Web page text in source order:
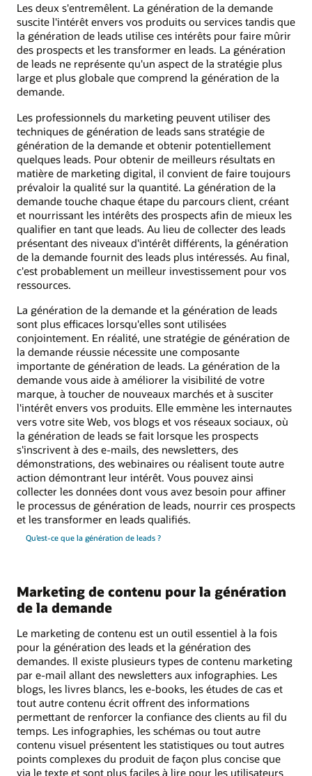
Les deux s'entremêlent. La génération de la demande
suscite l'intérêt envers vos produits ou services tandis que
la génération de leads utilise ces intérêts pour faire mûrir
des prospects et les transformer en leads. La génération
de leads ne représente qu'un aspect de la stratégie plus
large et plus globale que comprend la génération de la
demande.
Les professionnels du marketing peuvent utiliser des
techniques de génération de leads sans stratégie de
génération de la demande et obtenir potentiellement
quelques leads. Pour obtenir de meilleurs résultats en
matière de marketing digital, il convient de faire toujours
prévaloir la qualité sur la quantité. La génération de la
demande touche chaque étape du parcours client, créant
et nourrissant les intérêts des prospects afin de mieux les
qualifier en tant que leads. Au lieu de collecter des leads
présentant des niveaux d'intérêt différents, la génération
de la demande fournit des leads plus intéressés. Au final,
c'est probablement un meilleur investissement pour vos
ressources.
La génération de la demande et la génération de leads
sont plus efficaces lorsqu'elles sont utilisées
conjointement. En réalité, une stratégie de génération de
la demande réussie nécessite une composante
importante de génération de leads. La génération de la
demande vous aide à améliorer la visibilité de votre
marque, à toucher de nouveaux marchés et à susciter
l'intérêt envers vos produits. Elle emmène les internautes
vers votre site Web, vos blogs et vos réseaux sociaux, où
la génération de leads se fait lorsque les prospects
s'inscrivent à des e-mails, des newsletters, des
démonstrations, des webinaires ou réalisent toute autre
action démontrant leur intérêt. Vous pouvez ainsi
collecter les données dont vous avez besoin pour affiner
le processus de génération de leads, nourrir ces prospects
et les transformer en leads qualifiés.
Qu’est-ce que la génération de leads ?
Marketing de contenu pour la génération
de la demande
Le marketing de contenu est un outil essentiel à la fois
pour la génération des leads et la génération des
demandes. Il existe plusieurs types de contenu marketing
par e-mail allant des newsletters aux infographies. Les
blogs, les livres blancs, les e-books, les études de cas et
tout autre contenu écrit offrent des informations
permettant de renforcer la confiance des clients au fil du
temps. Les infographies, les schémas ou tout autre
contenu visuel présentent les statistiques ou tout autres
points complexes du produit de façon plus concise que
via le texte et sont plus faciles à lire pour les utilisateurs